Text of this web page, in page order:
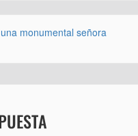
monumental señora